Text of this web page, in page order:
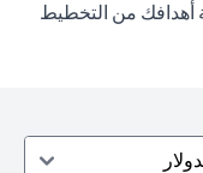
أهدافك من التخطيط